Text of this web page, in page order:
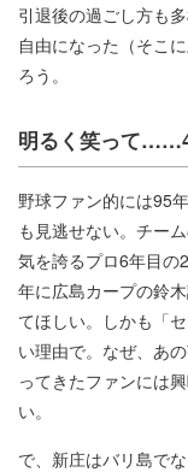
引退後の過ごし方も
自由になった（そこ
ろう。
明るく笑って
野球ファン的には95
も見逃せない。チー
気を誇るプロ6年目の
年に広島カープの鈴
てほしい。しかも「
い理由で。なぜ、あ
ってきたファンには
い。
で、新庄はバリ島で